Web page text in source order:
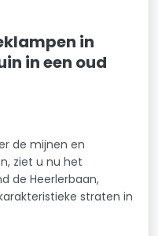
in
in een oud
de mijnen en
ziet u nu het
de Heerlerbaan,
straten in